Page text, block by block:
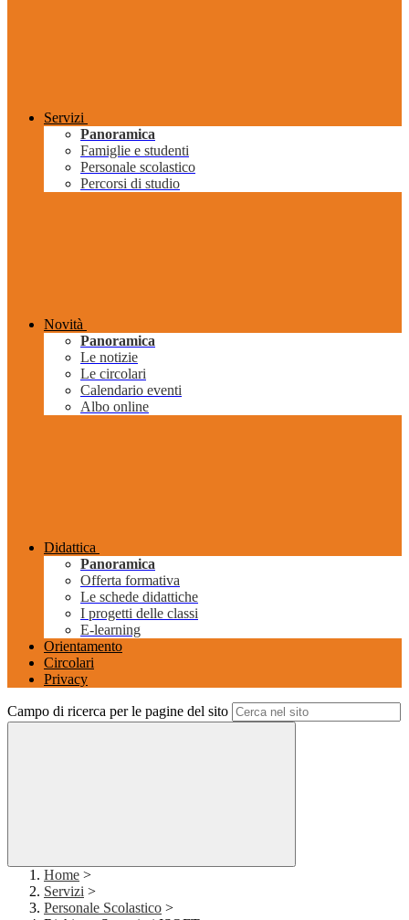
Servizi
Panoramica
Famiglie e studenti
Personale scolastico
Percorsi di studio
Novità
Panoramica
Le notizie
Le circolari
Calendario eventi
Albo online
Didattica
Panoramica
Offerta formativa
Le schede didattiche
I progetti delle classi
E-learning
Orientamento
Circolari
Privacy
Campo di ricerca per le pagine del sito
Home >
Servizi >
Personale Scolastico >